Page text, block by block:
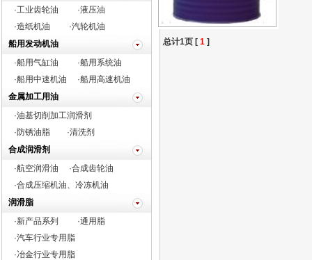
·工业齿轮油
·液压油
·造纸机油
·汽轮机油
船用发动机油
·船用气缸油
·船用系统油
·船用中速机油
·船用高速机油
金属加工用油
·油基切削加工润滑剂
·防锈油脂
·清洗剂
合成润滑剂
·航空润滑油
·合成齿轮油
·合成压缩机油、冷冻机油
润滑脂
·新产品系列
·通用脂
·汽车行业专用脂
·冶金行业专用脂
总计1页 [ 1 ]